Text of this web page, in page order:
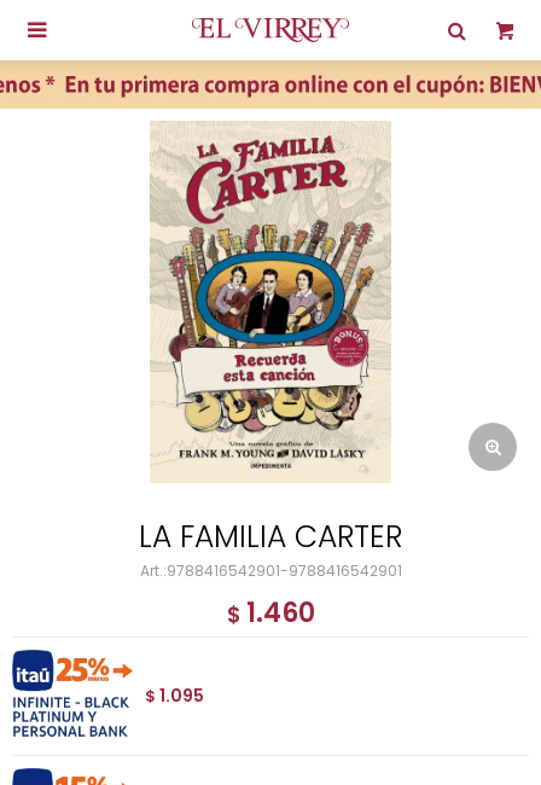

LA FAMILIA CARTER
9788416542901-9788416542901
$ 1.460
$ 1.095